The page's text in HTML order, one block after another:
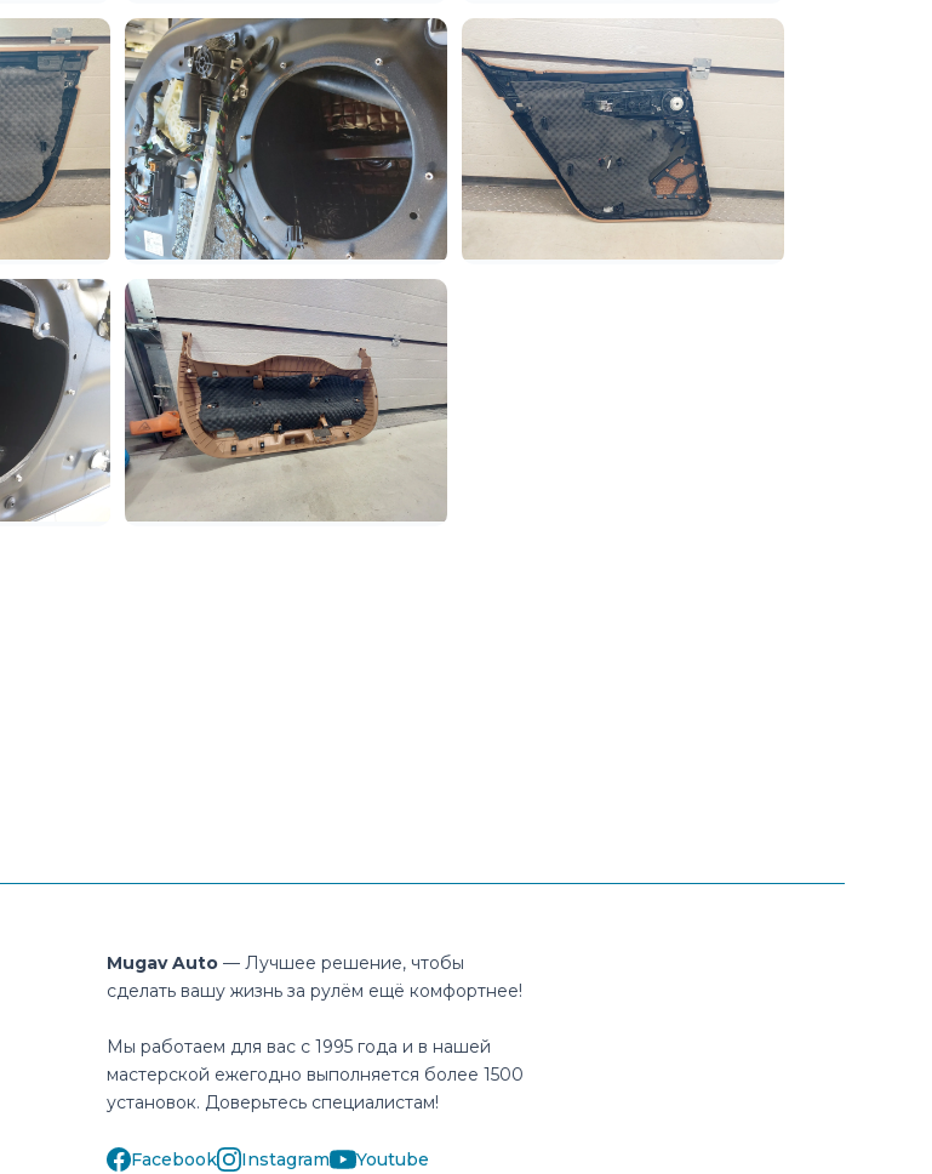
Mugav Auto — Лучшее решение, чтобы
сделать вашу жизнь за рулём ещё комфортнее!
Мы работаем для вас с 1995 года и в нашей
мастерской ежегодно выполняется более 1500
установок. Доверьтесь специалистам!
Facebook Instagram Youtube